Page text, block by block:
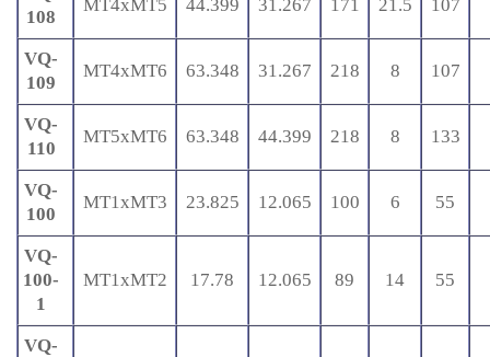
108
MT4xMT5 44.399 31.267 171 21.5 107
VQ-
109
MT4xMT6 63.348 31.267 218 8 107
VQ-
110
MT5xMT6 63.348 44.399 218 8 133
VQ-
100
MT1xMT3 23.825 12.065 100 6 55
VQ-
100-
1
MT1xMT2 17.78 12.065 89 14 55
VQ-